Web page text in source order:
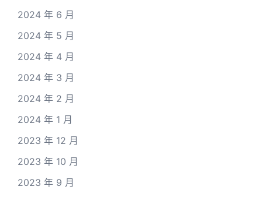
2024 年 6 月
2024 年 5 月
2024 年 4 月
2024 年 3 月
2024 年 2 月
2024 年 1 月
2023 年 12 月
2023 年 10 月
2023 年 9 月